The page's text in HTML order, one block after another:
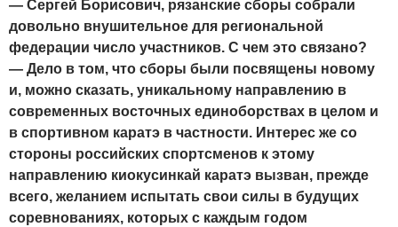
— Сергей Борисович, рязанские сборы собрали
довольно внушительное для региональной
федерации число участников. С чем это связано?
— Дело в том, что сборы были посвящены новому
и, можно сказать, уникальному направлению в
современных восточных единоборствах в целом и
в спортивном каратэ в частности. Интерес же со
стороны российских спортсменов к этому
направлению киокусинкай каратэ вызван, прежде
всего, желанием испытать свои силы в будущих
соревнованиях, которых с каждым годом